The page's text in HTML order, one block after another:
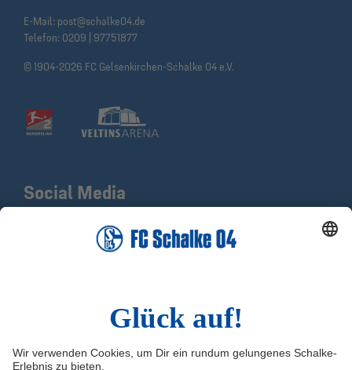
E-Mail: post@schalke04.de
Telefon: 0209 | 97751877
© 1904-2026 FC Gelsenkirchen-Schalke 04 e.V.
Impressum
Quicklinks
Shop
Social Media
X